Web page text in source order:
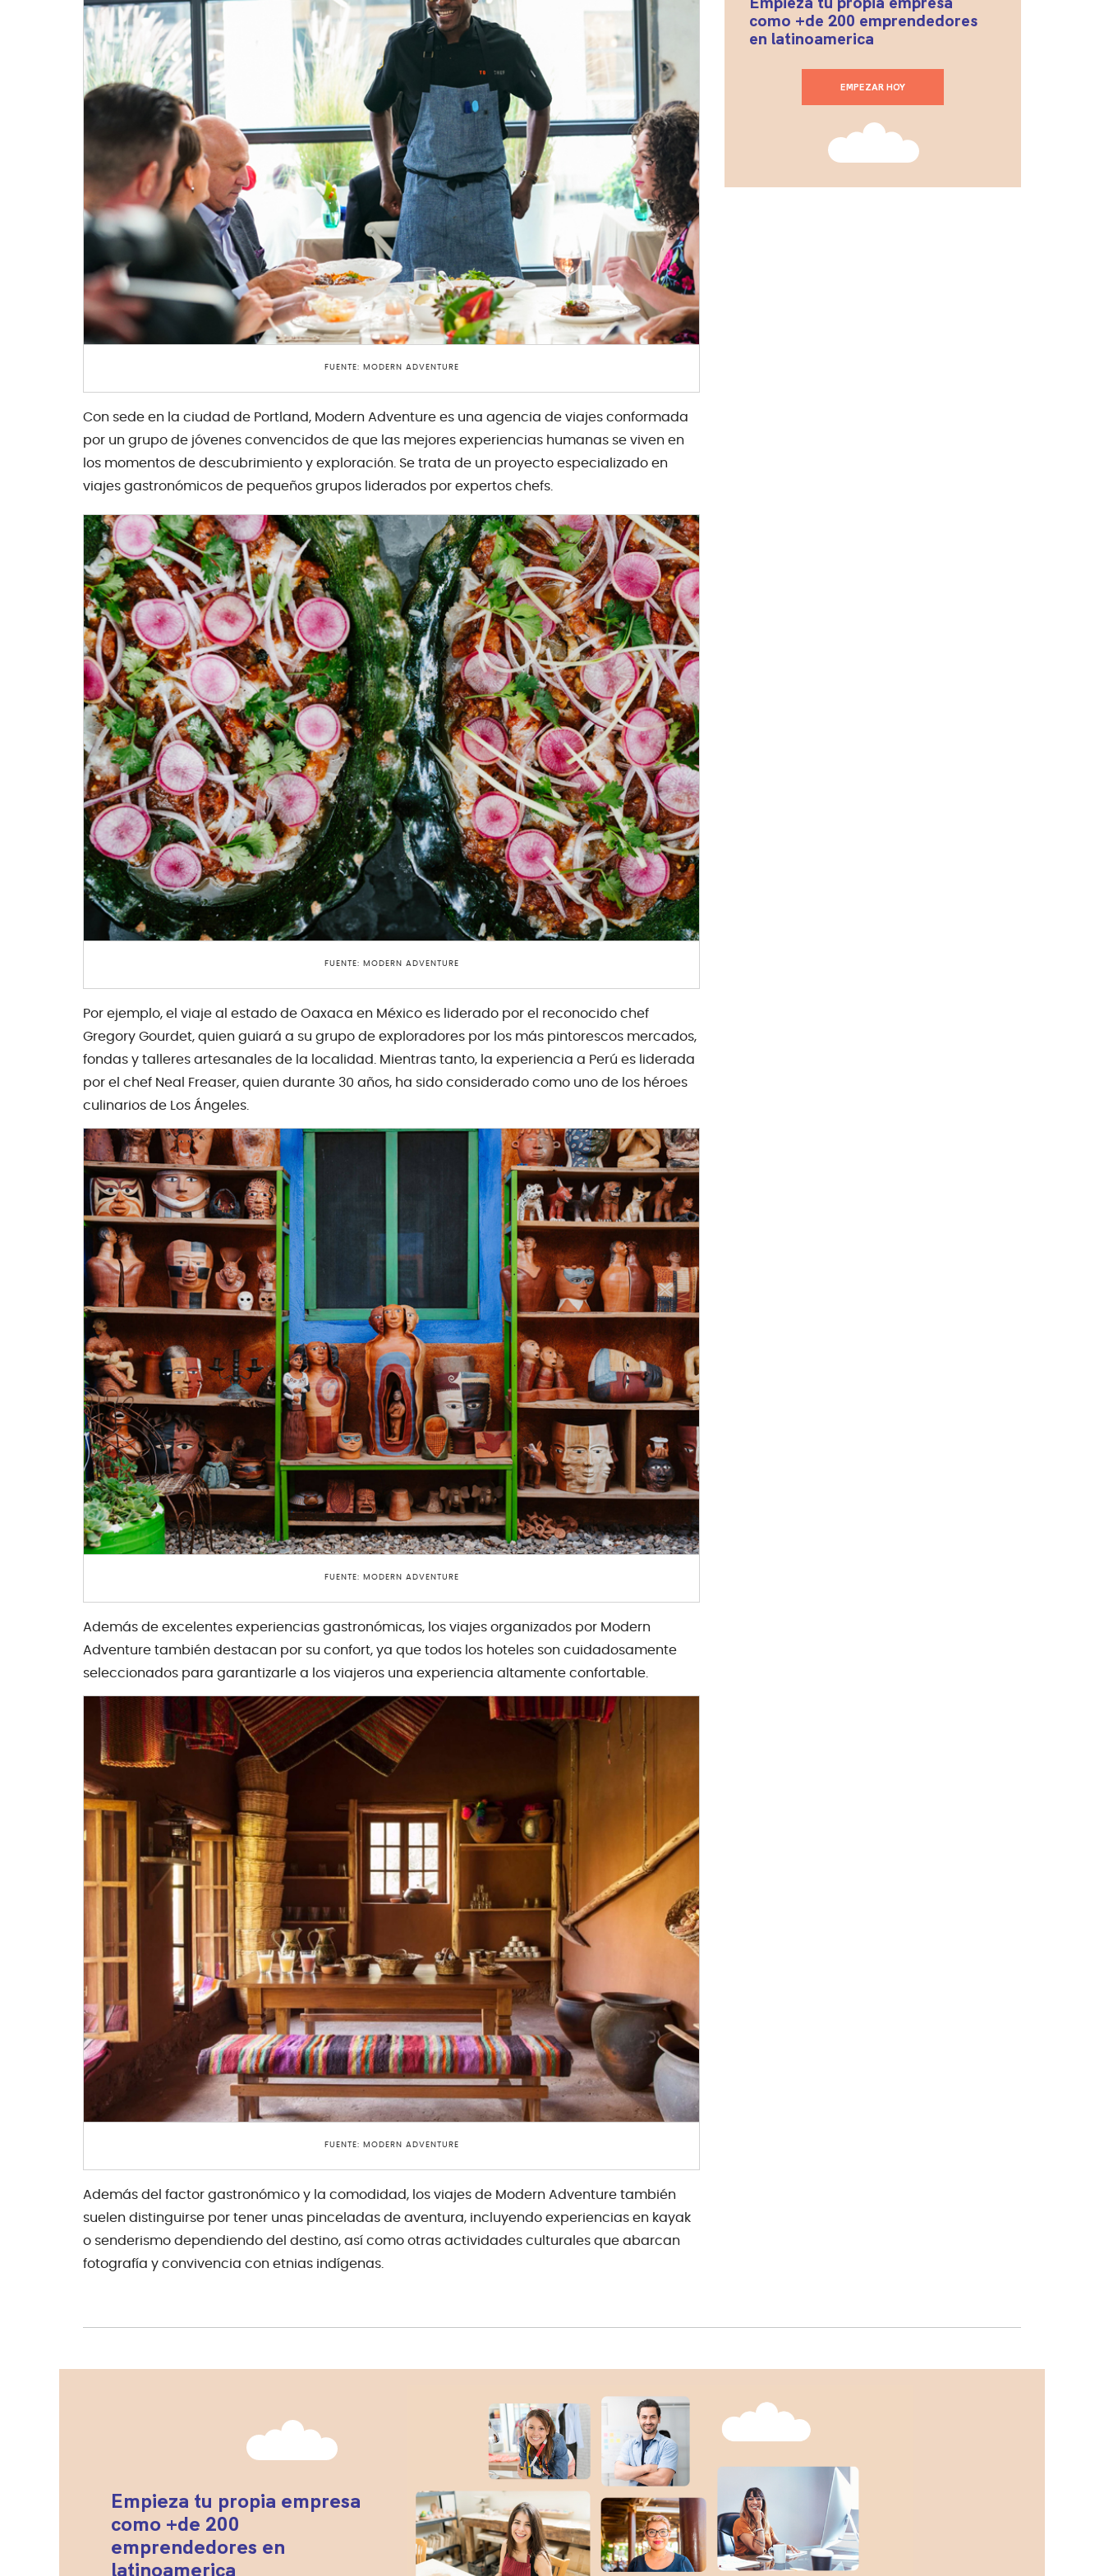
FUENTE: MODERN ADVENTURE
Con sede en la ciudad de Portland, Modern Adventure es una agencia de viajes conformada
por un grupo de jóvenes convencidos de que las mejores experiencias humanas se viven en
los momentos de descubrimiento y exploración. Se trata de un proyecto especializado en
viajes gastronómicos de pequeños grupos liderados por expertos chefs.
FUENTE: MODERN ADVENTURE
Por ejemplo, el viaje al estado de Oaxaca en México es liderado por el reconocido chef
Gregory Gourdet, quien guiará a su grupo de exploradores por los más pintorescos mercados,
fondas y talleres artesanales de la localidad. Mientras tanto, la experiencia a Perú es liderada
por el chef Neal Freaser, quien durante 30 años, ha sido considerado como uno de los héroes
culinarios de Los Ángeles.
FUENTE: MODERN ADVENTURE
Además de excelentes experiencias gastronómicas, los viajes organizados por Modern
Adventure también destacan por su confort, ya que todos los hoteles son cuidadosamente
seleccionados para garantizarle a los viajeros una experiencia altamente confortable.
FUENTE: MODERN ADVENTURE
Además del factor gastronómico y la comodidad, los viajes de Modern Adventure también
suelen distinguirse por tener unas pinceladas de aventura, incluyendo experiencias en kayak
o senderismo dependiendo del destino, así como otras actividades culturales que abarcan
fotografía y convivencia con etnias indígenas.
como +de 200 emprendedores
en latinoamerica
EMPEZAR HOY
Empieza tu propia empresa
como +de 200
emprendedores en
latinoamerica